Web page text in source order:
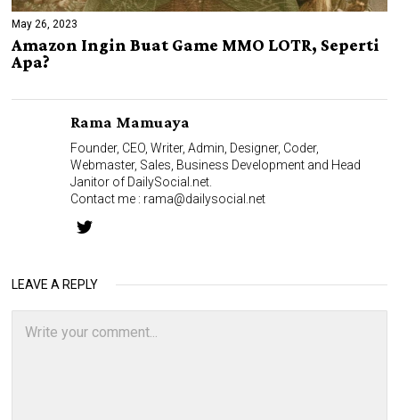
May 26, 2023
Amazon Ingin Buat Game MMO LOTR, Seperti
Apa?
Rama Mamuaya
Founder, CEO, Writer, Admin, Designer, Coder,
Webmaster, Sales, Business Development and Head
Janitor of DailySocial.net.
Contact me : rama@dailysocial.net
LEAVE A REPLY